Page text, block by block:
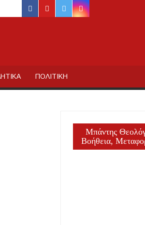
facebook
youtubetwitterinstagram
ΠΟΛΙΤΙΚΗ
Μπάντης
Βοήθεια,